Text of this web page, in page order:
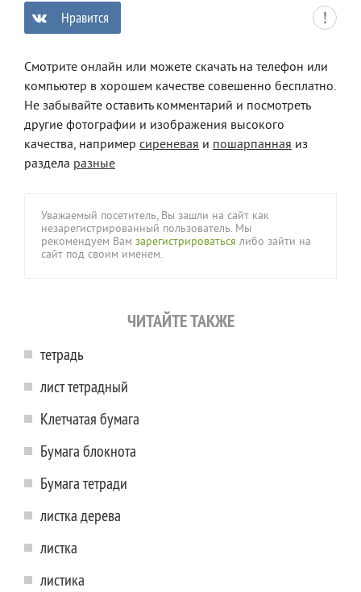
Нравится
Смотрите онлайн или можете скачать на телефон или
компьютер в хорошем качестве совешенно бесплатно.
Не забывайте оставить комментарий и посмотреть
другие фотографии и изображения высокого
качества, например сиреневая и пошарпанная из
раздела разные
Уважаемый посетитель, Вы зашли на сайт как
незарегистрированный пользователь. Мы
рекомендуем Вам зарегистрироваться либо зайти на
сайт под своим именем.
ЧИТАЙТЕ ТАКЖЕ
тетрадь
лист тетрадный
Клетчатая бумага
Бумага блокнота
Бумага тетради
листка дерева
листка
листика